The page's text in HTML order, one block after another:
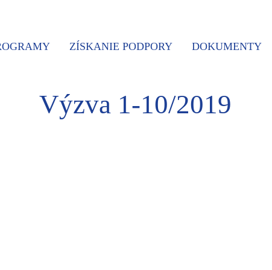
ZÍSKANIE PODPORY DOKUMENTY
Výzva 1-10/2019